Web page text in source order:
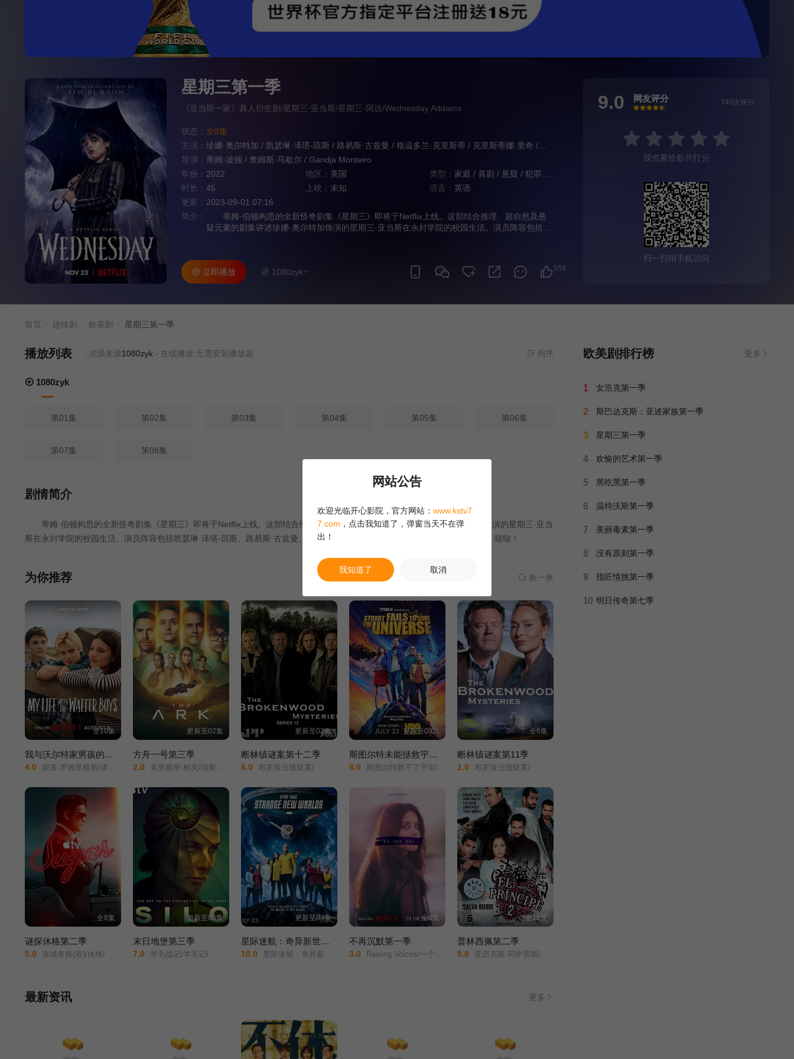
星期三第一季
《亚当斯一家》真人衍生剧/星期三·亚当斯/星期三·阿达/Wednesday Addams
状态： 全8集
主演： 珍娜·奥尔特加 / 凯瑟琳·泽塔-琼斯 / 路易斯·古兹曼 / 格温多兰·克里斯蒂 / 克里斯蒂娜·里奇 / 瑞琪·琳德赫姆 / 杰米·麦克沙恩 / 亨特·杜汉
导演： 蒂姆·波顿 / 詹姆斯·马歇尔 / Gandja Monteiro
年份： 2022 地区： 美国 类型： 家庭 / 喜剧 / 悬疑 / 犯罪
时长： 45 上映： 未知 语言： 英语
更新： 2023-09-01 07:16
简介：
蒂姆·伯顿构思的全新怪奇剧集《星期三》即将于Netflix上线。这部结合推理、超自然及悬
疑元素的剧集讲述珍娜·奥尔特加饰演的星期三·亚当斯在永封学院的校园生活。演员阵容包括凯
559
立即播放 1080zyk
9.0 网友评分
很差
较差还行推荐力荐
740次评分
我也要给影片打分
扫一扫用手机访问
首页 连续剧 欧美剧 星期三第一季
播放列表
当前资源来源 1080zyk- 在线播放,无需安装播放器 倒序
1080zyk
第01集 第02集 第03集 第04集 第05集 第06集
第07集 第08集
剧情简介
蒂姆·伯顿构思的全新怪奇剧集《星期三》即将于Netflix上线。这部结合推理、超自然及悬疑元素的剧集讲述珍娜·奥尔特加饰演的星期三·亚当
斯在永封学院的校园生活。演员阵容包括凯瑟琳·泽塔-琼斯、路易斯·古兹曼、格温多兰·克里斯蒂、克里斯蒂娜·里奇。登登登登，哒哒！
为你推荐 换一换
全10集
我与沃尔特家男孩的生活第三季
4.0 妮基·罗德里格斯/诺亚·拉朗德/阿什比·金特里/艾萨克·阿雷兰尼斯/马克·布鲁卡斯/Sally Cacic/柯瑞·福格尔玛尼斯/Lennix James/艾琳·卡普拉克/约翰尼·林克/米娅·洛韦/杰克·曼利/保罗·麦克吉莱恩/Naveen Paddock/迈尔斯·佩雷斯/
更新至02集
方舟一号第三季
2.0 克里斯蒂·柏克/瑞斯·里奇/理查德·弗利施曼/瑞安·亚当斯/帕夫莱·耶里尼奇/沙利妮·佩里斯/蒂安娜·乌普切娃/戴安娜·贝穆德斯/贾德兰·马尔科维奇/克里斯蒂娜·沃尔夫/塔玛拉·拉多瓦诺维奇/
更新至02集
断林镇谜案第十二季
6.0 布罗肯伍德疑案/
更新至03集
斯图尔特未能拯救宇宙第一季
8.0 斯图尔特救不了宇宙/生活大爆炸衍生剧/史都华未能拯救宇宙(台)/史釗域失救宇宙(港)/
全6集
断林镇谜案第11季
1.0 布罗肯伍德疑案/
全8集
谜探休格第二季
5.0 洛城奇探(港)/休格/
更新至06集
末日地堡第三季
7.0 羊毛战记/羊毛记/
更新至03集
星际迷航：奇异新世界第四季
10.0 星际迷航：奇异新世界最终季/
全8集
不再沉默第一季
3.0 Raising Voices/一个都不能多/
全18集
普林西佩第二季
8.0 亚历克斯·冈萨雷斯/伊巴·阿布克/何塞·科罗纳多/鲁本·科尔达达/斯塔尼·科佩/波·杜拉/赫苏斯·卡斯特罗/
最新资讯 更多
欧美剧排行榜 更多
1 女浩克第一季
2 斯巴达克斯：亚述家族第一季
3 星期三第一季
4 欢愉的艺术第一季
5 黑吃黑第一季
6 温特沃斯第一季
7 美丽毒素第一季
8 没有原则第一季
9 指匠情挑第一季
10 明日传奇第七季
网站公告
欢迎光临开心影院，官方网站： www.kstv7
7.com ，点击我知道了，弹窗当天不在弹
出！
我知道了 取消